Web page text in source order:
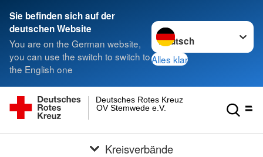
Sie befinden sich auf der
deutschen Website
You are on the German website,
you can use the switch to switch to
the English one
Sprache wechseln zu
Alles klar
OV Stemwede e.V.
Deutsches Rotes Kreuz
Kreisverbände